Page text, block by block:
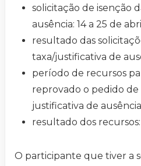
solicitação de isenção
ausência: 14 a 25 de
resultado das
taxa/justificativa de
período de recursos
reprovado o pedido de
justificativa de
resultado dos
O participante que tiver a